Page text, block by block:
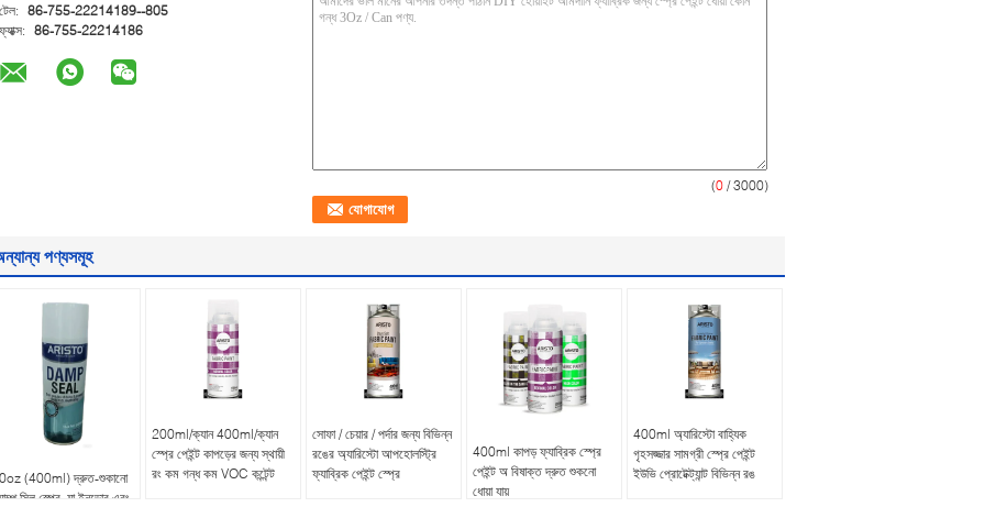
টেল: 86-755-22214189--805
ফ্যাক্স: 86-755-22214186
(0 / 3000)
পণ্যসমূহ
(400ml) দ্রুত-শুকানো
সিল স্প্রে, যা ইনডোর এবং
200ml/ক্যান 400ml/ক্যান
স্প্রে পেইন্ট কাপড়ের জন্য স্থায়ী
রং কম গন্ধ কম VOC কন্টেন্ট
সোফা / চেয়ার / পর্দার জন্য বিভিন্ন
রঙের অ্যারিস্টো আপহোলস্ট্রি
ফ্যাব্রিক পেইন্ট স্প্রে
400ml কাপড় ফ্যাব্রিক স্প্রে
পেইন্ট অ বিষাক্ত দ্রুত শুকনো
ধোয়া যায়
400ml অ্যারিস্টো বাহ্যিক
গৃহসজ্জার সামগ্রী স্প্রে পেইন্ট
ইউভি প্রোটেক্ট্যান্ট বিভিন্ন রঙ